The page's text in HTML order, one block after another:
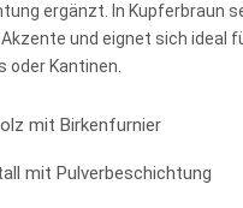
ergänzt. In Kupferbraun
und eignet sich ideal
oder Kantinen.
mit Birkenfurnier
mit Pulverbeschichtung